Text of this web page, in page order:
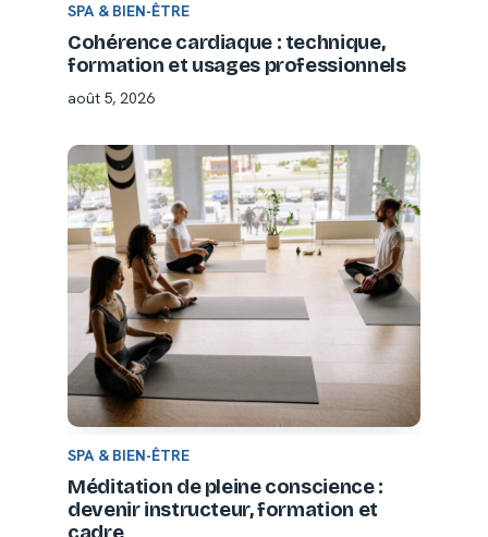
SPA & BIEN-ÊTRE
Cohérence cardiaque : technique,
formation et usages professionnels
août 5, 2026
SPA & BIEN-ÊTRE
Méditation de pleine conscience :
devenir instructeur, formation et